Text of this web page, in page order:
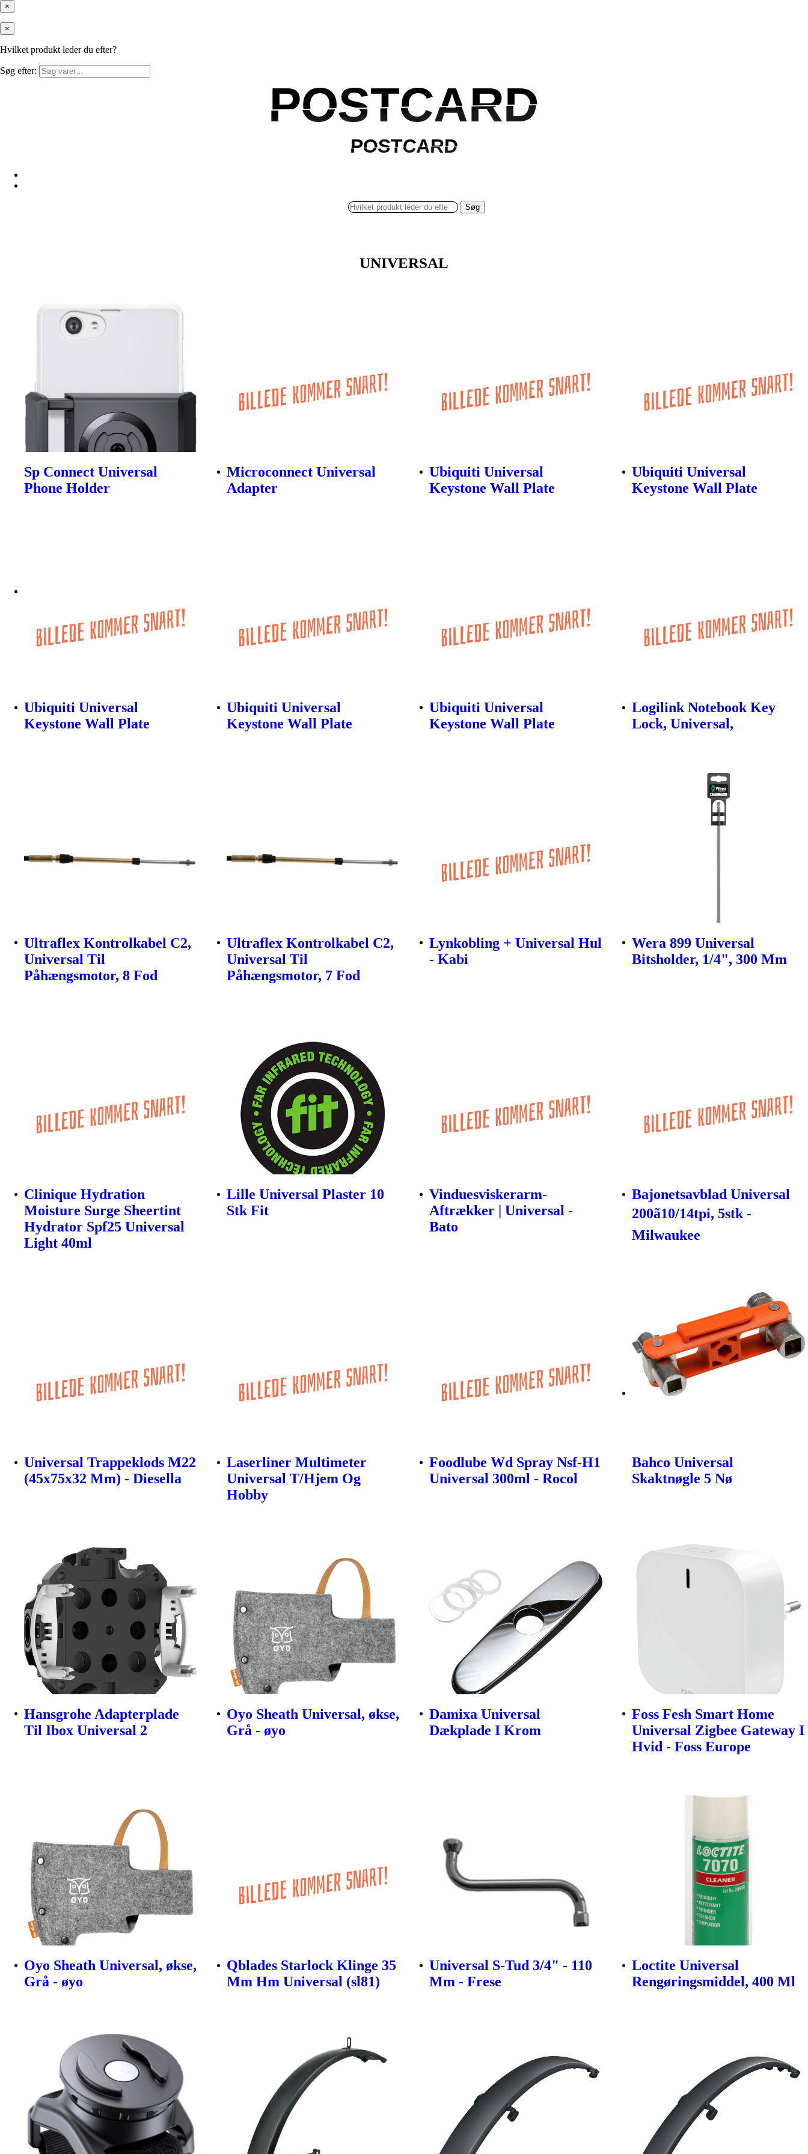
×
×
Hvilket produkt leder du efter?
Søg efter:
POSTCARD
POSTCARD
POSTCARD
POSTCARD
Søg
UNIVERSAL
Sp Connect Universal
Phone Holder
Microconnect Universal
Adapter
Ubiquiti Universal
Keystone Wall Plate
Ubiquiti Universal
Keystone Wall Plate
Ubiquiti Universal
Keystone Wall Plate
Ubiquiti Universal
Keystone Wall Plate
Ubiquiti Universal
Keystone Wall Plate
Logilink Notebook Key
Lock, Universal,
Ultraflex Kontrolkabel C2,
Universal Til
Påhængsmotor, 8 Fod
Ultraflex Kontrolkabel C2,
Universal Til
Påhængsmotor, 7 Fod
Lynkobling + Universal Hul
- Kabi
Wera 899 Universal
Bitsholder, 1/4", 300 Mm
Clinique Hydration
Moisture Surge Sheertint
Hydrator Spf25 Universal
Light 40ml
Lille Universal Plaster 10
Stk Fit
Vinduesviskerarm-
Aftrækker | Universal -
Bato
Bajonetsavblad Universal
200ã10/14tpi, 5stk -
Milwaukee
Universal Trappeklods M22
(45x75x32 Mm) - Diesella
Laserliner Multimeter
Universal T/Hjem Og
Hobby
Foodlube Wd Spray Nsf-H1
Universal 300ml - Rocol
Bahco Universal
Skaktnøgle 5 Nø
Hansgrohe Adapterplade
Til Ibox Universal 2
Oyo Sheath Universal, økse,
Grå - øyo
Damixa Universal
Dækplade I Krom
Foss Fesh Smart Home
Universal Zigbee Gateway I
Hvid - Foss Europe
Oyo Sheath Universal, økse,
Grå - øyo
Qblades Starlock Klinge 35
Mm Hm Universal (sl81)
Universal S-Tud 3/4" - 110
Mm - Frese
Loctite Universal
Rengøringsmiddel, 400 Ml